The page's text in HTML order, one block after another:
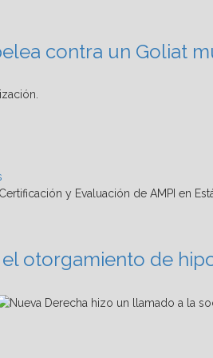
contra un Goliat
otorgamiento de